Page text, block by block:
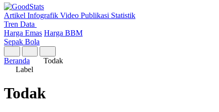
Artikel Infografik Video Publikasi Statistik
Tren Data
Harga Emas Harga BBM
Sepak Bola
Beranda
Todak
Label
Todak